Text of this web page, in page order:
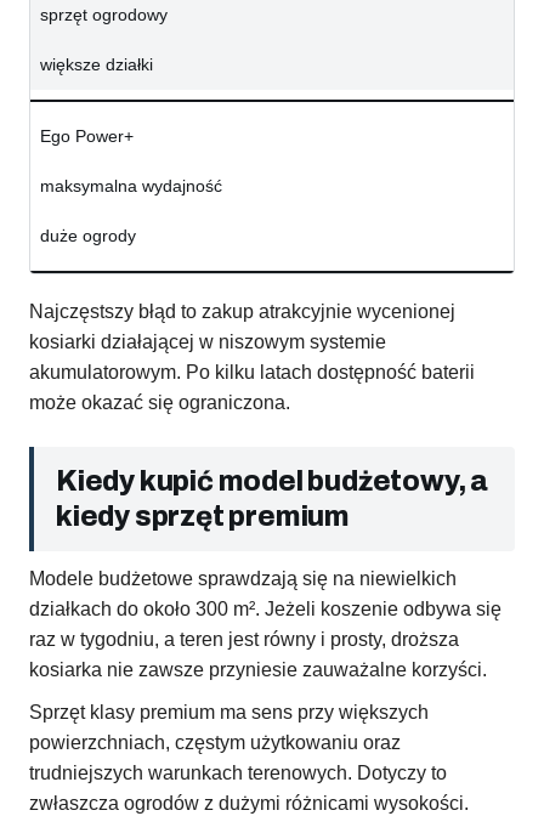
sprzęt ogrodowy
większe działki
Ego Power+
maksymalna wydajność
duże ogrody
Najczęstszy błąd to zakup atrakcyjnie wycenionej
kosiarki działającej w niszowym systemie
akumulatorowym. Po kilku latach dostępność baterii
może okazać się ograniczona.
Kiedy kupić model budżetowy, a
kiedy sprzęt premium
Modele budżetowe sprawdzają się na niewielkich
działkach do około 300 m². Jeżeli koszenie odbywa się
raz w tygodniu, a teren jest równy i prosty, droższa
kosiarka nie zawsze przyniesie zauważalne korzyści.
Sprzęt klasy premium ma sens przy większych
powierzchniach, częstym użytkowaniu oraz
trudniejszych warunkach terenowych. Dotyczy to
zwłaszcza ogrodów z dużymi różnicami wysokości.